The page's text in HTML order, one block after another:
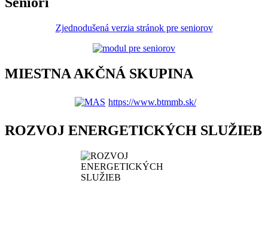
Zjednodušená verzia stránok pre seniorov
MIESTNA AKČNÁ SKUPINA
https://www.btmmb.sk/
ROZVOJ ENERGETICKÝCH SLUŽIEB